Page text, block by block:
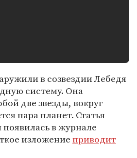
в созвездии Лебедя
систему. Она
две звезды, вокруг
пара планет. Статья
в журнале
изложениеприводит